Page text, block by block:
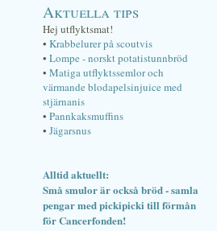
Aktuella tips
Hej utflyktsmat!
• Krabbelurer på scoutvis
• Lompe - norskt potatistunnbröd
• Matiga utflyktssemlor och
värmande blodapelsinjuice med
stjärnanis
• Pannkaksmuffins
• Jägarsnus
Alltid aktuellt:
Små smulor är också bröd - samla
pengar med pickipicki till förmån
för Cancerfonden!